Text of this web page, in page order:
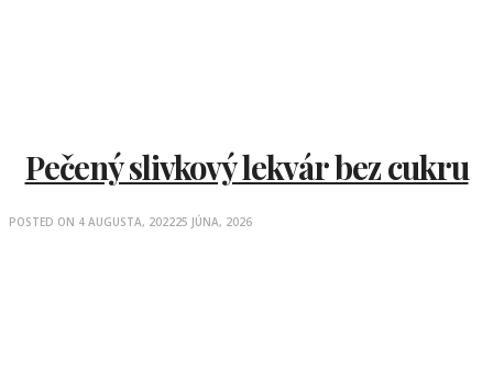
Pečený slivkový lekvár bez cukru
POSTED ON 4 AUGUSTA, 202225 JÚNA, 2026